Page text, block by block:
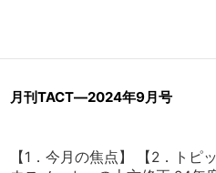
月刊TACT―2024年9月号
【1．今月の焦点】 【2．トピ